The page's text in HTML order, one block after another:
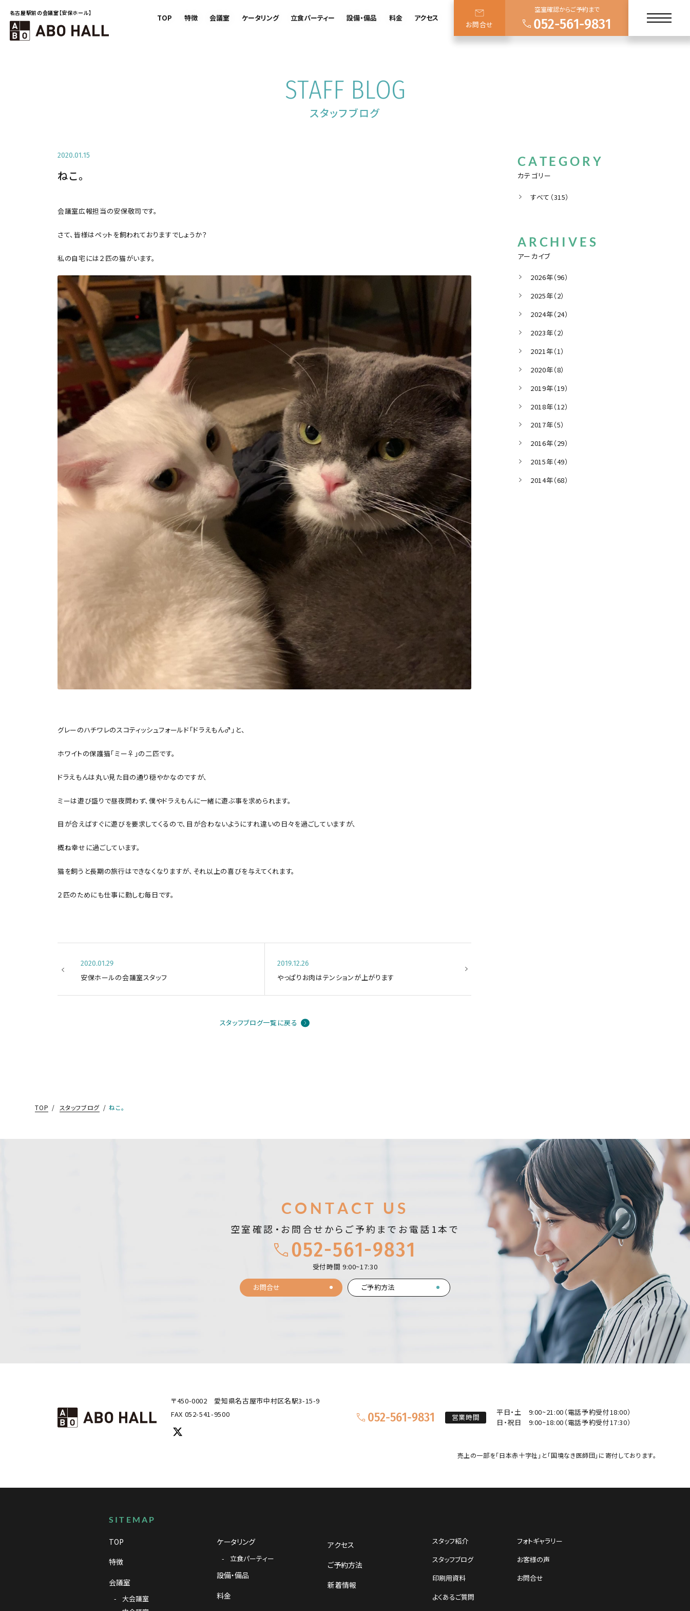
名古屋駅前の会議室【安保ホール】
TOP 特徴 会議室 ケータリング 立食パーティー 設備・備品 料金 アクセス
お問合せ
空室確認からご予約まで
052-561-9831
スタッフブログ
STAFF BLOG
ねこ。
2020.01.15
会議室広報担当の安保敬司です。
さて、皆様はペットを飼われておりますでしょうか？
私の自宅には２匹の猫がいます。
グレーのハチワレのスコティッシュフォールド「ドラえもん♂ 」と、
ホワイトの保護猫「ミー♀」の二匹です。
ドラえもんは丸い見た目の通り穏やかなのですが、
ミーは遊び盛りで昼夜問わず、僕やドラえもんに一緒に遊ぶ事を求められます。
目が合えばすぐに遊びを要求してくるので、目が合わないようにすれ違いの日々を過ごしていますが、
概ね幸せに過ごしています。
猫を飼うと長期の旅行はできなくなりますが、それ以上の喜びを与えてくれます。
２匹のためにも仕事に勤しむ毎日です。
2020.01.29
安保ホールの会議室スタッフ
2019.12.26
やっぱりお肉はテンションが上がります
スタッフブログ一覧に戻る
カテゴリー
CATEGORY
すべて（315）
アーカイブ
ARCHIVES
2026年（96）
2025年（2）
2024年（24）
2023年（2）
2021年（1）
2020年（8）
2019年（19）
2018年（12）
2017年（5）
2016年（29）
2015年（49）
2014年（68）
TOP スタッフブログ ねこ。
お問合せ
CONTACT US
空室確認・お問合せから ご予約までお電話1本で
052-561-9831
受付時間 9:00~17:30
お問合せ ご予約方法
〒450-0002
愛知県名古屋市中村区名駅3-15-9
FAX 052-541-9500
052-561-9831 営業時間
平日・土
9:00~21:00（電話予約受付18:00）
日・祝日
9:00~18:00（電話予約受付17:30）
売上の一部を「日本赤十字社」と「国境なき医師団」に寄付しております。
サイトマップ
SITEMAP
TOP
特徴
会議室
大会議室
ケータリング
立食パーティー
設備・備品
料金
アクセス
ご予約方法
新着情報
スタッフ紹介
スタッフブログ
印刷用資料
よくあるご質問
フォトギャラリー
お客様の声
お問合せ